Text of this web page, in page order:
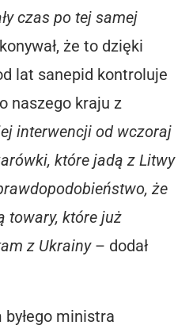
czas po tej samej
że to dzięki
lat sanepid kontroluje
naszego kraju z
interwencji od wczoraj
które jadą z Litwy
że
towary, które już
z Ukrainy– dodał
byłego ministra